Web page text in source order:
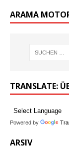
ARAMA
TRANSLATE:
Powered by
ARSIV